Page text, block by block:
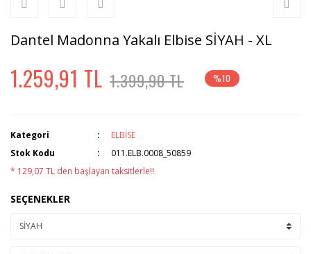
Dantel Madonna Yakalı Elbise SİYAH - XL
1.259,91 TL 1.399,90 TL %10
Kategori
ELBİSE
Stok Kodu
011.ELB.0008_50859
* 129,07 TL den başlayan taksitlerle!!
SEÇENEKLER